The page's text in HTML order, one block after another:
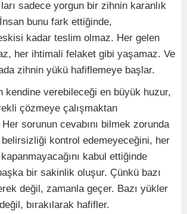
sadece yorgun bir zihnin karanlık
bunu fark ettiğinde,
kadar teslim olmaz. Her gelen
her ihtimali felaket gibi yaşamaz. Ve
zihnin yükü hafiflemeye başlar.
kendine verebileceği en büyük huzur,
çözmeye çalışmaktan
sorunun cevabını bilmek zorunda
belirsizliği kontrol edemeyeceğini, her
kabul ettiğinde
bir sakinlik oluşur. Çünkü bazı
değil, zamanla geçer. Bazı yükler
bırakılarak hafifler.